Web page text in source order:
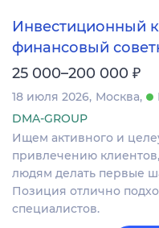
Инвестиционный
финансовый
25 000–200 000 ₽
18 июля 2026 Москва
DMA-GROUP
Ищем активного и
привлечению
людям делать первые
Позиция отлично
специалистов.